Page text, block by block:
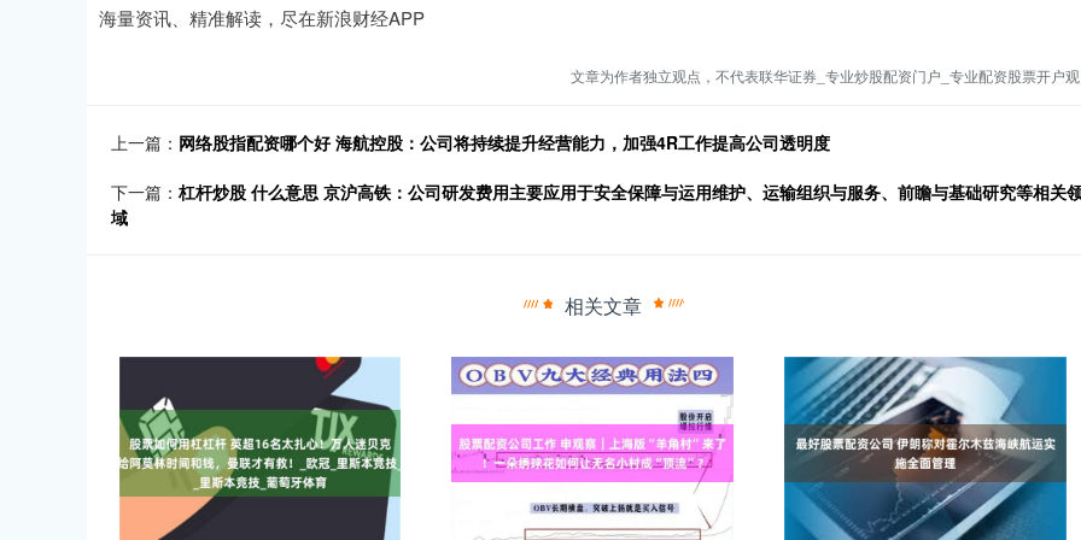
海量资讯、精准解读，尽在新浪财经APP
文章为作者独立观点，不代表联华证券_专业炒股配资门户_专业配资股票开户
上一篇： 网络股指配资哪个好 海航控股：公司将持续提升经营能力，加强4R工作提高公司透明度
下一篇： 杠杆炒股 什么意思 京沪高铁：公司研发费用主要应用于安全保障与运用维护、运输组织与服务、前瞻与基础研究等相关
域
相关文章